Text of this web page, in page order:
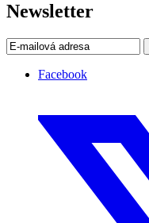
Newsletter
Facebook